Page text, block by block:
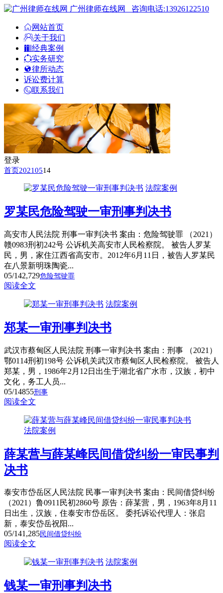
广州律师在线网 咨询电话:13926122510
网站首页
关于我们
经典案例
实务研究
律所动态
诉讼费计算
联系我们
登录
首页20210514
法院案例
罗某民危险驾驶一审刑事判决书
高安市人民法院 刑事一审判决书 案由：危险驾驶罪 （2021）
赣0983刑初242号 公诉机关高安市人民检察院。 被告人罗某
民，男，家住江西省高安市。2012年6月11日，被告人罗某民
在八景新明珠陶瓷...
05/142,729危险驾驶罪
阅读全文
法院案例
郑某一审刑事判决书
武汉市蔡甸区人民法院 刑事一审判决书 案由：刑事 （2021）
鄂0114刑初198号 公诉机关武汉市蔡甸区人民检察院。 被告人
郑某，男，1986年2月12日出生于湖北省广水市，汉族，初中
文化，务工人员...
05/14855刑事
阅读全文
法院案例
薛某营与薛某峰民间借贷纠纷一审民事判
决书
泰安市岱岳区人民法院 民事一审判决书 案由：民间借贷纠纷
（2021）鲁0911民初2860号 原告：薛某营，男，1963年8月11
日出生，汉族，住泰安市岱岳区。 委托诉讼代理人：张启
新，泰安岱岳祝阳...
05/141,285民间借贷纠纷
阅读全文
法院案例
钱某一审刑事判决书